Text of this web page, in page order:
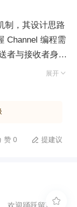
制，其设计思路
Channel 编程需
者与接收者身
缓冲通道要求收
缓冲区空时阻塞
据或信号（如日
在显著局限：缺
展开 
赞 0  提建议
欢迎踊跃留言。
